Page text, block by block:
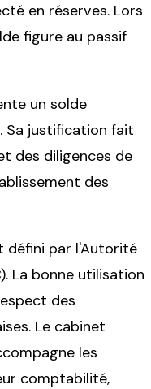
en réserves. Lors
figure au passif
un solde
Sa justification fait
des diligences de
des
défini par l'Autorité
La bonne utilisation
des
Le cabinet
les
comptabilité,